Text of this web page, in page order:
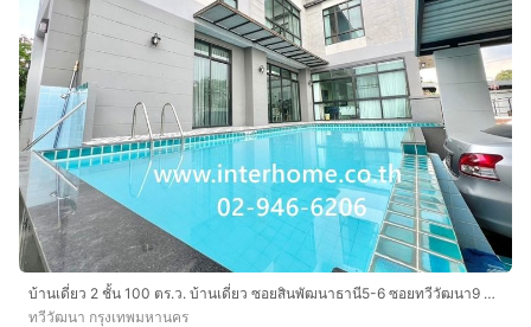
บ้านเดี่ยว 2 ชั้น 100 ตร.ว. บ้านเดี่ยว ซอยสินพัฒนาธานี5-6 ซอยทวีวัฒนา9 ซอยกระทุ่มล้ม18 ถนนพุทธมณฑลสาย4 ถนนทวีวัฒนา เขตทวีวัฒนา กรุงเทพมหานคร
ทวีวัฒนา กรุงเทพมหานคร